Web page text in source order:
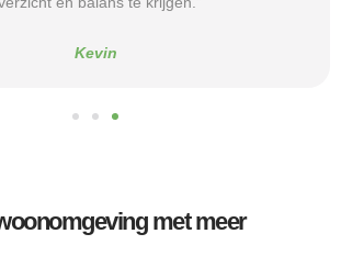
Kevin
met meer